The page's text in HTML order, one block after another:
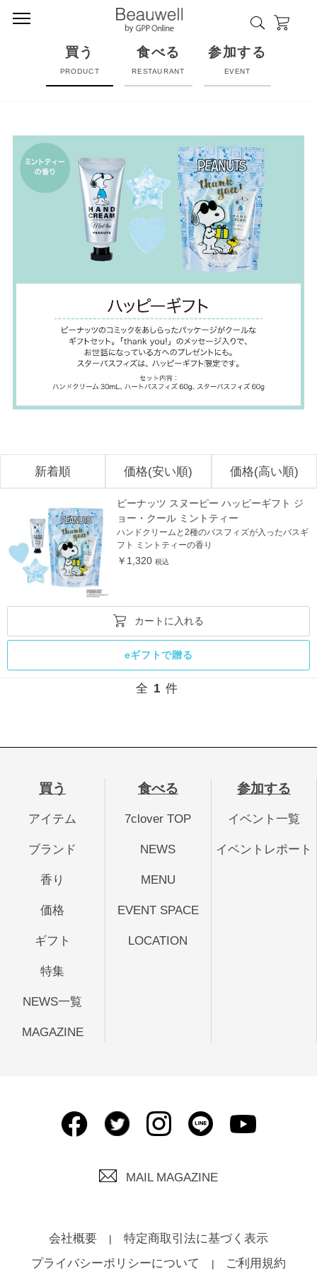
買う
PRODUCT
食べる
RESTAURANT
参加する
EVENT
新着順 価格(安い順) 価格(高い順)
ピーナッツ スヌーピー ハッピーギフト ジ
ョー・クール ミントティー
ハンドクリームと2種のバスフィズが入ったバスギ
フト ミントティーの香り
￥1,320
全 1 件
買う
アイテム
ブランド
香り
価格
ギフト
特集
NEWS一覧
MAGAZINE
食べる
7clover TOP
NEWS
MENU
EVENT SPACE
LOCATION
参加する
イベント一覧
イベントレポート
MAIL MAGAZINE
会社概要
特定商取引法に基づく表示
プライバシーポリシーについて
ご利用規約